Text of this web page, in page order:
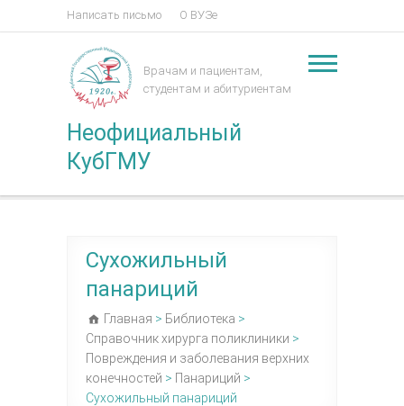
Написать письмо О ВУЗе
Неофициальный
КубГМУ
Врачам и пациентам,
студентам и абитуриентам
Сухожильный
панариций
Главная > Библиотека >
Справочник хирурга поликлиники >
Повреждения и заболевания верхних
конечностей > Панариций >
Сухожильный панариций